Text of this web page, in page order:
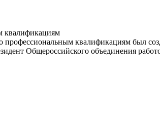
квалификациям
квалификациям был
Общероссийского объединения